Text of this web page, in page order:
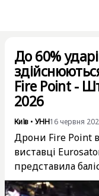
До 60%
Fire Point -
2026
Київ • УНН16 червня
Дрони Fire Point
виставці
представила